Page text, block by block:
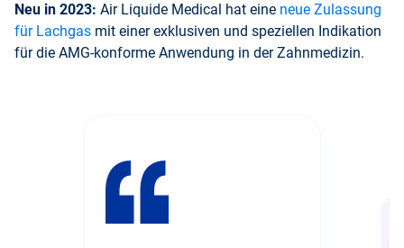
Neu in 2023: Air Liquide Medical hat eine neue Zulassung
für Lachgas mit einer exklusiven und speziellen Indikation
für die AMG-konforme Anwendung in der Zahnmedizin.